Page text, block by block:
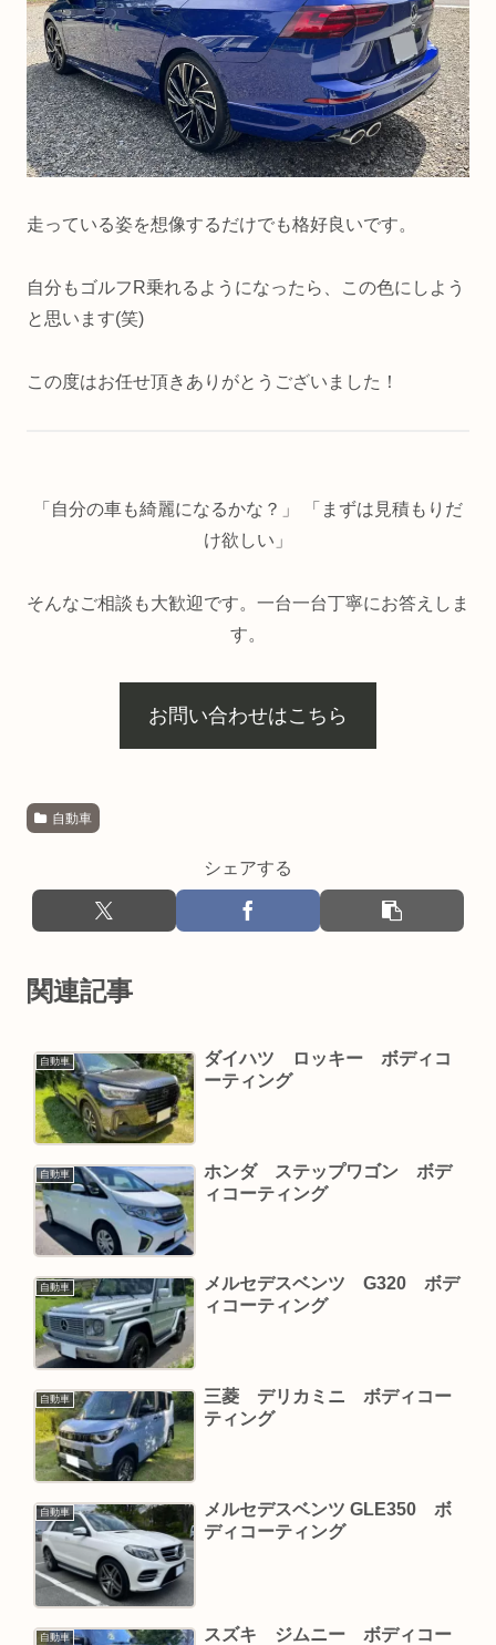
走っている姿を想像するだけでも格好良いです。
自分もゴルフR乗れるようになったら、この色にしよう
と思います(笑)
この度はお任せ頂きありがとうございました！
「自分の車も綺麗になるかな？」 「まずは見積もりだ
け欲しい」
そんなご相談も大歓迎です。一台一台丁寧にお答えしま
す。
お問い合わせはこちら
自動車
シェアする
関連記事
自動車
ダイハツ ロッキー ボディコ
ーティング
自動車
ホンダ ステップワゴン ボデ
ィコーティング
自動車
メルセデスベンツ G320 ボデ
ィコーティング
自動車
三菱 デリカミニ ボディコー
ティング
自動車
メルセデスベンツ GLE350 ボ
ディコーティング
自動車
スズキ ジムニー ボディコー